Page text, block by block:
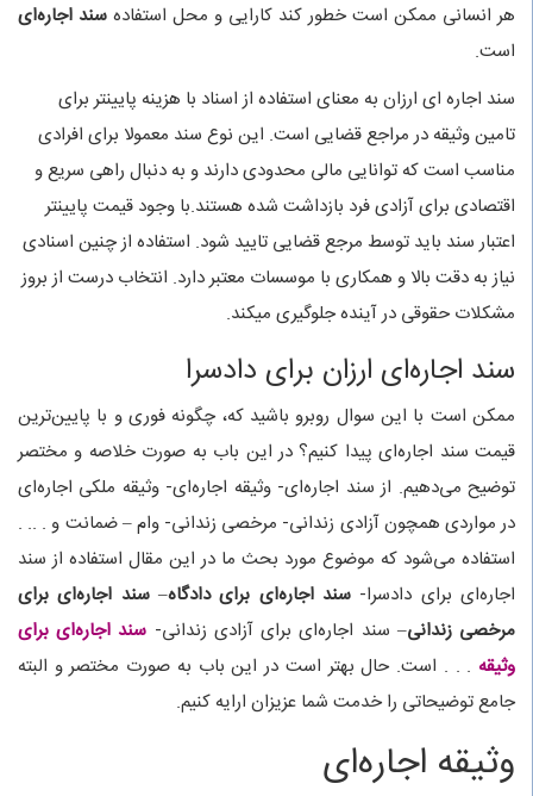
هر انسانی ممکن است خطور کند کارایی و محل استفاده سند اجاره‌ای
است.
سند اجاره ای ارزان به معنای استفاده از اسناد با هزینه پایینتر برای
تامین وثیقه در مراجع قضایی است. این نوع سند معمولا برای افرادی
مناسب است که توانایی مالی محدودی دارند و به دنبال راهی سریع و
اقتصادی برای آزادی فرد بازداشت شده هستند.با وجود قیمت پایینتر
اعتبار سند باید توسط مرجع قضایی تایید شود. استفاده از چنین اسنادی
نیاز به دقت بالا و همکاری با موسسات معتبر دارد. انتخاب درست از بروز
مشکلات حقوقی در آینده جلوگیری میکند.
سند اجاره‌ای ارزان برای دادسرا
ممکن است با این سوال روبرو باشید که، چگونه فوری و با پایین‌ترین
قیمت سند اجاره‌ای پیدا کنیم؟ در این باب به صورت خلاصه و مختصر
توضیح می‌دهیم. از سند اجاره‌ای- وثیقه اجاره‌ای- وثیقه ملکی اجاره‌ای
در مواردی همچون آزادی زندانی- مرخصی زندانی- وام – ضمانت و . .. .
استفاده می‌شود که موضوع مورد بحث ما در این مقال استفاده از سند
اجاره‌ای برای دادسرا- سند اجاره‌ای برای دادگاه–سند اجاره‌ای برای
مرخصی زندانی– سند اجاره‌ای برای آزادی زندانی- سند اجاره‌ای برای
وثیقه . . . است. حال بهتر است در این باب به صورت مختصر و البته
جامع توضیحاتی را خدمت شما عزیزان ارایه کنیم.
وثیقه اجاره‌ای